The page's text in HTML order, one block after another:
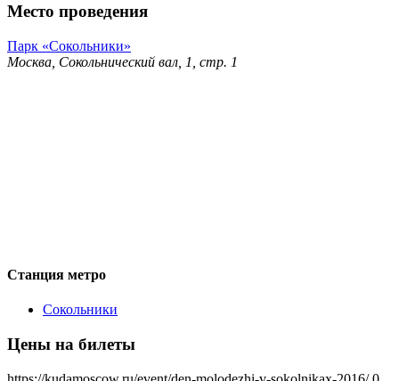
Место проведения
Парк «Сокольники»
Москва, Сокольнический вал, 1, стр. 1
Станция метро
Сокольники
Цены на билеты